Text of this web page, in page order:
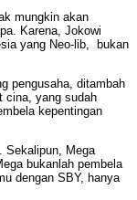
mungkin akan
Karena, Jokowi
yang Neo-lib, bukan
pengusaha, ditambah
cina, yang sudah
kepentingan
Sekalipun, Mega
bukanlah pembela
dengan SBY, hanya